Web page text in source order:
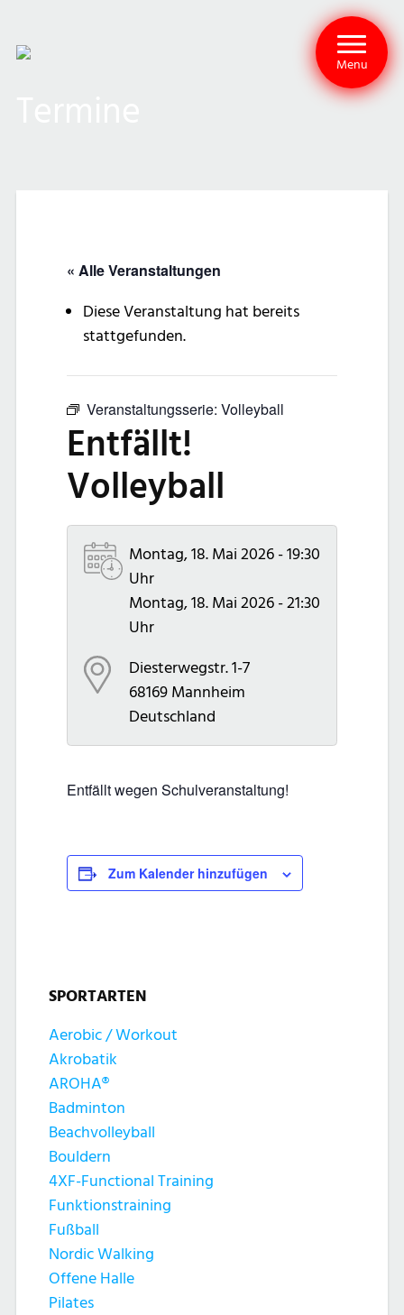
Menu
« Alle Veranstaltungen
Diese Veranstaltung hat bereits
stattgefunden.
Veranstaltungsserie: Volleyball
Entfällt!
Volleyball
Montag, 18. Mai 2026 - 19:30
Uhr
Montag, 18. Mai 2026 - 21:30
Uhr
Diesterwegstr. 1-7
68169 Mannheim
Deutschland
Entfällt wegen Schulveranstaltung!
Zum Kalender hinzufügen
SPORTARTEN
Aerobic / Workout
Akrobatik
AROHA®
Badminton
Beachvolleyball
Bouldern
4XF-Functional Training
Funktionstraining
Fußball
Nordic Walking
Offene Halle
Pilates